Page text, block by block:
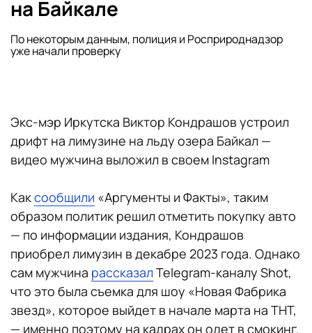
на Байкале
По некоторым данным, полиция и Росприроднадзор
уже начали проверку
Экс-мэр Иркутска Виктор Кондрашов устроил
дрифт на лимузине на льду озера Байкал —
видео мужчина выложил в своем Instagram
Каксообщили «Аргументы и Факты», таким
образом политик решил отметить покупку авто
— по информации издания, Кондрашов
приобрел лимузин в декабре 2023 года. Однако
сам мужчина рассказалTelegram-каналу Shot,
что это была съемка для шоу «Новая Фабрика
звезд», которое выйдет в начале марта на ТНТ,
— именно поэтому на кадрах он одет в смокинг.